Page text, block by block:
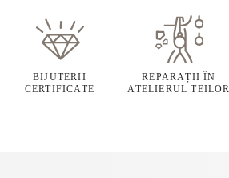
BIJUTERII
CERTIFICATE
REPARAȚII ÎN
ATELIERUL TEILOR